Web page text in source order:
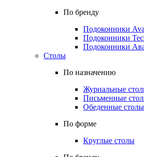
По бренду
Подоконники
Подоконники
Подоконники
Столы
По назначению
Журнальные
Письменные
Обеденные столы
По форме
Круглые столы